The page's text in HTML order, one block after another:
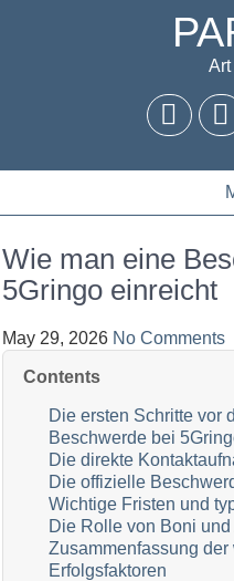
Art
Wie man eine
5Gringo einreicht
May 29, 2026 No Comments
Contents
Die ersten Schritte vor
Beschwerde bei
Die direkte
Die offizielle
Wichtige Fristen und
Die Rolle von Boni
Zusammenfassung
Erfolgsfaktoren